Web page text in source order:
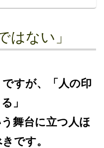
はない」
すが、「人の印
」
舞台に立つ人ほ
です。